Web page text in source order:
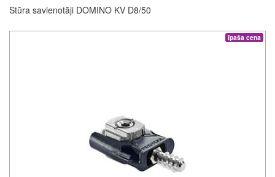
Stūra savienotāji DOMINO KV D8/50
īpaša cena